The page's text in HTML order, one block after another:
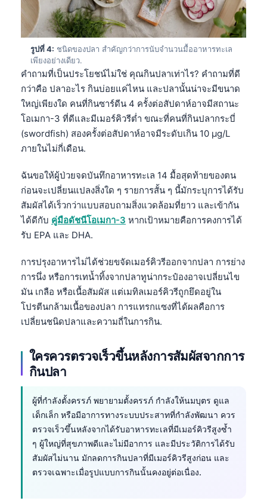
รูปที่ 4: ชนิดของปลา สำคัญกว่าการนับจำนวนมื้ออาหารทะเล
เพียงอย่างเดียว.
คำถามที่เป็นประโยชน์ไม่ใช่ คุณกินปลาเท่าไร? คำถามที่ดี
กว่าคือ ปลาอะไร กินบ่อยแค่ไหน และปลานั้นน่าจะมีขนาด
ใหญ่เพียงใด คนที่กินซาร์ดีน 4 ครั้งต่อสัปดาห์อาจมีสถานะ
โอเมกา-3 ที่ดีและมีเมอร์คิวรีต่ำ ขณะที่คนที่กินปลากระบี่
(swordfish) สองครั้งต่อสัปดาห์อาจมีระดับเกิน 10 µg/L
ภายในไม่กี่เดือน.
ฉันขอให้ผู้ป่วยจดบันทึกอาหารทะเล 14 มื้อสุดท้ายของตน
ก่อนจะเปลี่ยนแปลงสิ่งใด ๆ รายการสั้น ๆ นี้มักระบุการได้รับ
สัมผัสได้เร็วกว่าแบบสอบถามสิ่งแวดล้อมที่ยาว และเข้ากัน
ได้ดีกับ คู่มือดัชนีโอเมกา-3 หากเป้าหมายคือการคงการได้
รับ EPA และ DHA.
การปรุงอาหารไม่ได้ช่วยขจัดเมอร์คิวรีออกจากปลา การย่าง
การนึ่ง หรือการเทน้ำทิ้งจากปลาทูน่ากระป๋องอาจเปลี่ยนไข
มัน เกลือ หรือเนื้อสัมผัส แต่เมทิลเมอร์คิวรีถูกยึดอยู่ใน
โปรตีนกล้ามเนื้อของปลา การแทรกแซงที่ได้ผลคือการ
เปลี่ยนชนิดปลาและความถี่ในการกิน.
ใครควรตรวจเร็วขึ้นหลังการสัมผัสจากการ
กินปลา
ผู้ที่กำลังตั้งครรภ์ พยายามตั้งครรภ์ กำลังให้นมบุตร ดูแล
เด็กเล็ก หรือมีอาการทางระบบประสาทที่กำลังพัฒนา ควร
ตรวจเร็วขึ้นหลังจากได้รับอาหารทะเลที่มีเมอร์คิวรีสูงซ้ำ
ๆ ผู้ใหญ่ที่สุขภาพดีและไม่มีอาการ และมีประวัติการได้รับ
สัมผัสไม่นาน มักลดการกินปลาที่มีเมอร์คิวรีสูงก่อน และ
ตรวจเฉพาะเมื่อรูปแบบการกินนั้นคงอยู่ต่อเนื่อง.